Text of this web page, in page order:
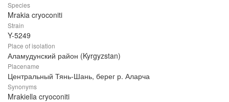
Species
Mrakia cryoconiti
Strain
Y-5249
Place of isolation
Аламудунский район (Kyrgyzstan)
Placename
Центральный Тянь-Шань, берег р. Аларча
Synonyms
Mrakiella cryoconiti